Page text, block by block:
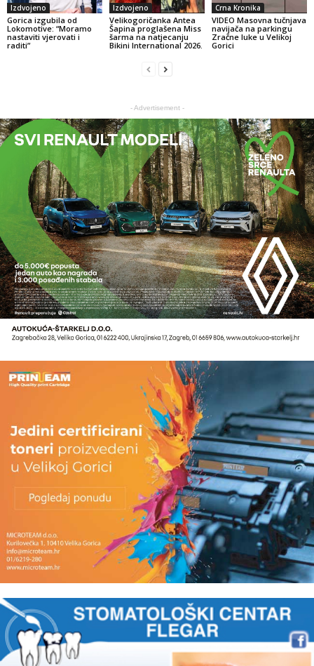
Izdvojeno
Gorica izgubila od
Lokomotive: “Moramo
nastaviti vjerovati i
raditi”
Izdvojeno
Velikogoričanka Antea
Šapina proglašena Miss
šarma na natjecanju
Bikini International 2026.
Crna Kronika
VIDEO Masovna tučnjava
navijača na parkingu
Zračne luke u Velikoj
Gorici
- Advertisement -